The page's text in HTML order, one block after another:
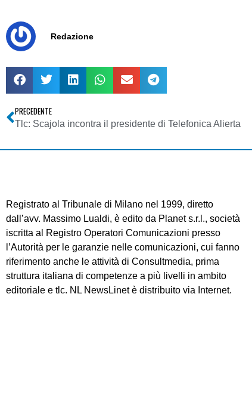
Redazione
PRECEDENTE
Tlc: Scajola incontra il presidente di Telefonica Alierta
Registrato al Tribunale di Milano nel 1999, diretto
dall’avv. Massimo Lualdi, è edito da Planet s.r.l., società
iscritta al Registro Operatori Comunicazioni presso
l’Autorità per le garanzie nelle comunicazioni, cui fanno
riferimento anche le attività di Consultmedia, prima
struttura italiana di competenze a più livelli in ambito
editoriale e tlc. NL NewsLinet è distribuito via Internet.